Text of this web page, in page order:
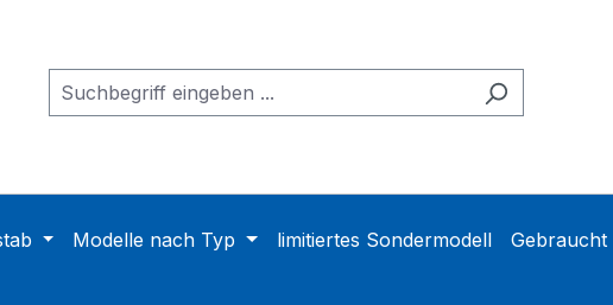
Modelle nach Typ limitiertes Sondermodell Gebraucht